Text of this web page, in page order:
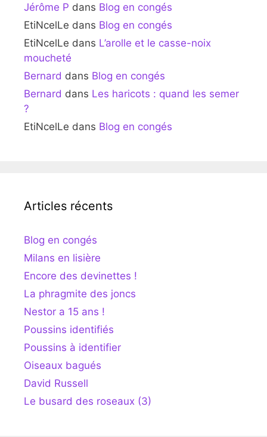
Jérôme P dans Blog en congés
EtiNcelLe dans Blog en congés
EtiNcelLe dans L’arolle et le casse-noix
moucheté
Bernard dans Blog en congés
Bernard dans Les haricots : quand les semer
?
EtiNcelLe dans Blog en congés
Articles récents
Blog en congés
Milans en lisière
Encore des devinettes !
La phragmite des joncs
Nestor a 15 ans !
Poussins identifiés
Poussins à identifier
Oiseaux bagués
David Russell
Le busard des roseaux (3)